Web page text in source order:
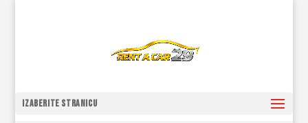
Izaberite stranicu